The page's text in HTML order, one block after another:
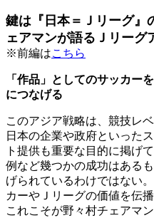
鍵は『日本＝Ｊリーグ』
ェアマンが語るＪリーグ
※前編はこちら
「作品」としてのサッカー
につなげる
このアジア戦略は、競技レ
日本の企業や政府といった
ト提供も重要な目的に掲げ
例など幾つかの成功はある
げられているわけではない
カーやＪリーグの価値を伝
これこそが野々村チェアマ